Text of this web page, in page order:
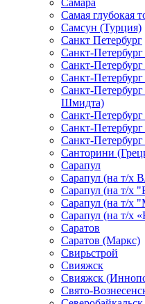
Самара
Самая глубокая
Самсун (Турция)
Санкт Петербург
Санкт-
Санкт-
Санкт-
Санкт-
Шмидта)
Санкт-
Санкт-
Санкт-
Санторини
Сарапул
Сарапул (на т/х
Сарапул (на т/х
Сарапул (на т/х
Сарапул (на т/х
Саратов
Саратов (Маркс)
Свирьстрой
Свияжск
Свияжск
Свято-